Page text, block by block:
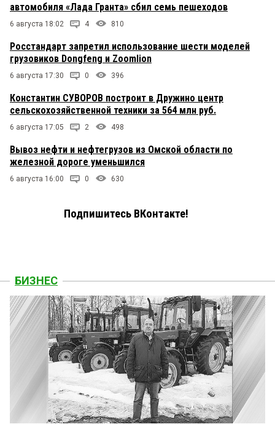
автомобиля «Лада Гранта» сбил семь пешеходов
6 августа 18:02 4 810
Росстандарт запретил использование шести моделей
грузовиков Dongfeng и Zoomlion
6 августа 17:30 0 396
Константин СУВОРОВ построит в Дружино центр
сельскохозяйственной техники за 564 млн руб.
6 августа 17:05 2 498
Вывоз нефти и нефтегрузов из Омской области по
железной дороге уменьшился
6 августа 16:00 0 630
Подпишитесь ВКонтакте!
БИЗНЕС